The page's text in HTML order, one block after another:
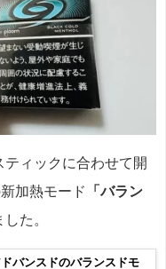
ィックに合わせて開
加熱モード
「バラン
た。
バンスドのバランスドモ